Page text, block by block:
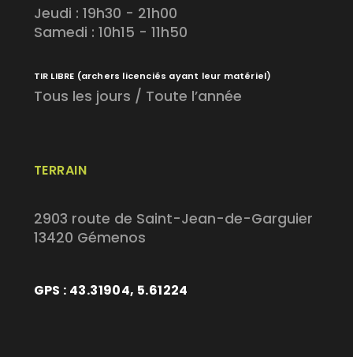
TERRAIN
2903 route de Saint-Jean-de-Garguier
13420 Gémenos
GPS : 43.31904, 5.61224
Jeudi : 19h30 - 21h00
Samedi : 10h15 - 11h50
TIR LIBRE (archers licenciés ayant leur matériel)
Tous les jours / Toute l’année